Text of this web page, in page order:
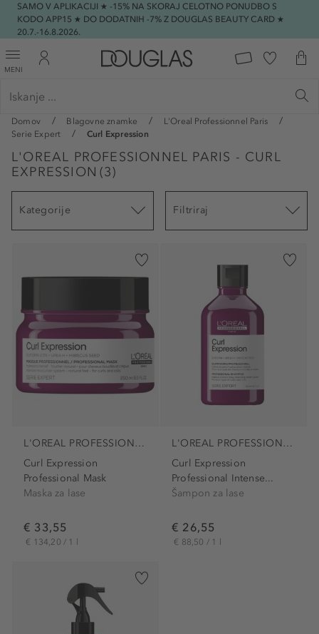
SAMO V APLIKACIJI ★ -15% NA SKORAJ CELOTNO PONUDBO S
KODO APP15 ★ DO DODATNIH -7% Z DOUGLAS BEAUTY CARD ★
20.7.-16.8.2026.
MENI
Domov Blagovne znamke
L'Oreal Professionnel Paris
Serie Expert
Curl Expression
L'OREAL PROFESSIONNEL PARIS - CURL
EXPRESSION (3)
Kategorije Filtriraj
L'OREAL PROFESSIONNEL PARIS
Curl Expression
Professional Mask
Maska za lase
€ 33,55
€ 134,20 / 1 l
L'OREAL PROFESSIONNEL PARIS
Curl Expression
Professional Intense...
Šampon za lase
€ 26,55
€ 88,50 / 1 l